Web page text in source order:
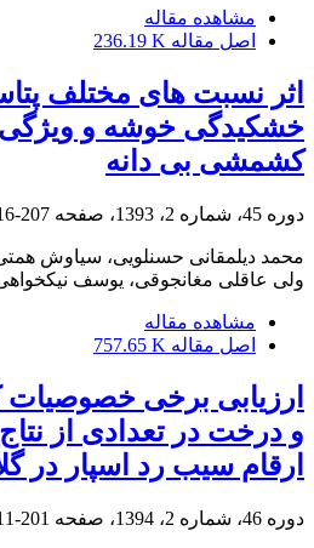
مشاهده مقاله
اصل مقاله 236.19 K
اثر نسبت‏ های مختلف
خشکیدگی خوشه و ویژگی‏
کشمشی بی‏ دانه
دوره 45، شماره 2، 1393، صفحه 207-216
محمد دیلمقانی حسنلویی، سیاوش همتی
ولی عاقلی مغانجوقی، یوسف
مشاهده مقاله
اصل مقاله 757.65 K
ارزیابی برخی
و درخت در تعدادی از
ارقام سیب رد اسپار در
دوره 46، شماره 2، 1394، صفحه 201-211